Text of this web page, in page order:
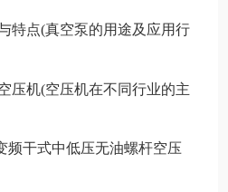
特点(真空泵的用途及应用行
压机(空压机在不同行业的主
频干式中低压无油螺杆空压